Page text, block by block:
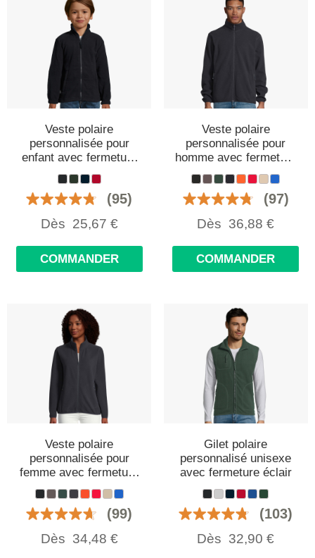
Veste polaire
personnalisée pour
enfant avec fermeture
éclair
(95)
Dès 25,67 €
COMMANDER
Veste polaire
personnalisée pour
homme avec fermeture
éclair
(97)
Dès 36,88 €
COMMANDER
Veste polaire
personnalisée pour
femme avec fermeture
éclair
(99)
Dès 34,48 €
Gilet polaire
personnalisé unisexe
avec fermeture éclair
(103)
Dès 32,90 €